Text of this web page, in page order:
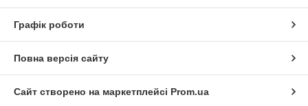
Графік роботи
Повна версія сайту
Сайт створено на маркетплейсі Prom.ua